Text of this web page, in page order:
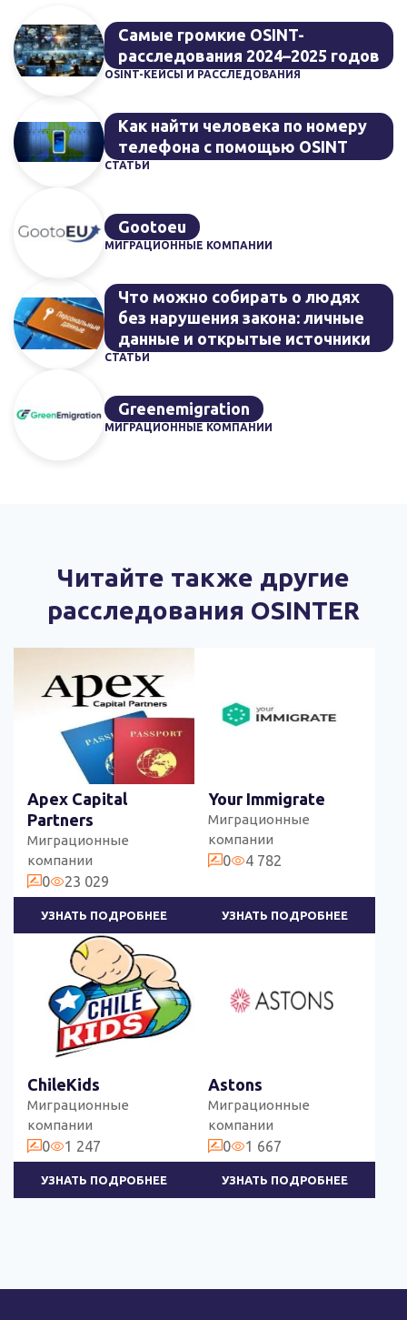
Самые громкие OSINT-
расследования 2024–2025 годов
OSINT-КЕЙСЫ И РАССЛЕДОВАНИЯ
Как найти человека по номеру
телефона с помощью OSINT
СТАТЬИ
Gootoeu
МИГРАЦИОННЫЕ КОМПАНИИ
Что можно собирать о людях
без нарушения закона: личные
данные и открытые источники
СТАТЬИ
Greenemigration
МИГРАЦИОННЫЕ КОМПАНИИ
Читайте также другие
расследования OSINTER
Apex Capital
Partners
Миграционные
компании
0 23 029
УЗНАТЬ ПОДРОБНЕЕ
Your Immigrate
Миграционные
компании
0 4 782
УЗНАТЬ ПОДРОБНЕЕ
ChileKids
Миграционные
компании
0 1 247
УЗНАТЬ ПОДРОБНЕЕ
Astons
Миграционные
компании
0 1 667
УЗНАТЬ ПОДРОБНЕЕ